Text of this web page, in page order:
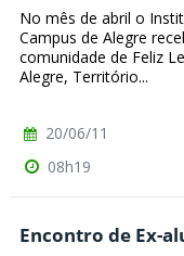
No mês de abril o
Campus de Alegre
comunidade de Feliz
Alegre, Território...
20/06/11
08h19
Encontro de Ex-